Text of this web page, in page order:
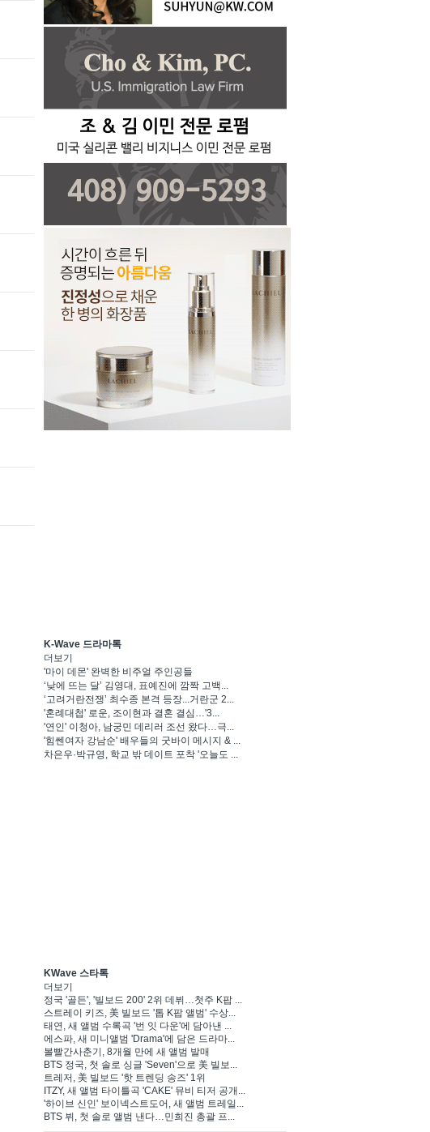
K-Wave 드라마톡
더보기
'마이 데몬' 완벽한 비주얼 주인공들
‘낮에 뜨는 달’ 김영대, 표예진에 깜짝 고백...
‘고려거란전쟁’ 최수종 본격 등장...거란군 2...
'혼례대첩' 로운, 조이현과 결혼 결심…'3...
'연인' 이청아, 남궁민 데리러 조선 왔다…극...
'힘쎈여자 강남순' 배우들의 굿바이 메시지 & ...
차은우·박규영, 학교 밖 데이트 포착 '오늘도 ...
KWave 스타톡
더보기
정국 '골든', '빌보드 200' 2위 데뷔…첫주 K팝 ...
스트레이 키즈, 美 빌보드 '톱 K팝 앨범' 수상...
태연, 새 앨범 수록곡 '번 잇 다운'에 담아낸 ...
에스파, 새 미니앨범 'Drama'에 담은 드라마...
볼빨간사춘기, 8개월 만에 새 앨범 발매
BTS 정국, 첫 솔로 싱글 'Seven'으로 美 빌보...
트레저, 美 빌보드 '핫 트렌딩 송즈' 1위
ITZY, 새 앨범 타이틀곡 'CAKE' 뮤비 티저 공개...
'하이브 신인' 보이넥스트도어, 새 앨범 트레일...
BTS 뷔, 첫 솔로 앨범 낸다…민희진 총괄 프...